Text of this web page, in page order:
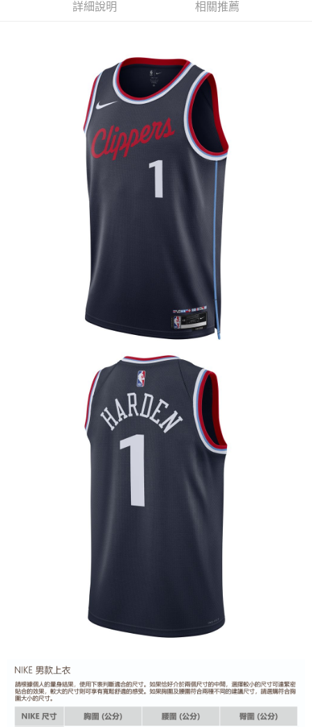
玉山商業銀行
星展（台灣）商業銀行
AFTEE先享後付是「在收到商品之後才付款」的支付方式。 讓您購物簡單
１．簡單：不需註冊會員、不需綁卡、不需儲值。
２．便利：只要手機號碼，簡訊認證，即可結帳。
３．安心：先確認商品／服務後，再付款。
【「AFTEE先享後付」結帳流程】
１．於結帳方式選擇「AFTEE先享後付」後，將跳轉至「AFTEE先享後付」
結帳頁面，進行簡訊認證並確認金額後，即可完成結帳。
２．訂單成立數日內，您將收到繳費通知簡訊。
３．收到繳費通知簡訊後14天內，點擊此簡訊中的連結，可透過四大超商／
ATM／網路銀行／等多元方式進行付款，方視為交易完成。
※ 請注意：結帳手續完成當下不需立刻繳費，但若您需要取消訂單，請聯絡
購買商品的店家。未經商家同意取消之訂單仍視為有效，需透過AFTEE先享
※ 交易是否成功請以「AFTEE先享後付 」之結帳頁面顯示為準，若有關於
是否繳費成功／繳費後需取消欲退款等相關疑問，請聯繫「AFTEE先享後付
https://netprotections.freshdesk.com/support/home
１．透過由恩沛科技股份有限公司提供之「AFTEE先享後付」服務完成之交
易，需依本服務之必要範圍內提供個人資料，並將交易相關給付款項請求債
２．關於個人資料處理事宜，請瀏覽以下網址：
https://aftee.tw/terms/#terms3
３．未成年的使用者請事先徵得法定代理人或監護人之同意方可使用
「AFTEE先享後付」，若未經同意申辦者引起之損失，本公司不負相關責
４．使用「AFTEE先享後付」時，將依據個別帳號之用戶狀況，依本公司即
時審查核予不同之上限額度；若仍有額度不足之情形，本公司將視審查結果
請求用戶進行身份認證。
５．嚴禁一人註冊多個帳號或使用他人資訊註冊。若發現惡意使用之情形，
恩沛科技股份有限公司將有權停止該用戶之使用額度並採取法律行動。
每筆NT$120，滿NT$1,500(含以上)免運費
詳細說明 相關推薦